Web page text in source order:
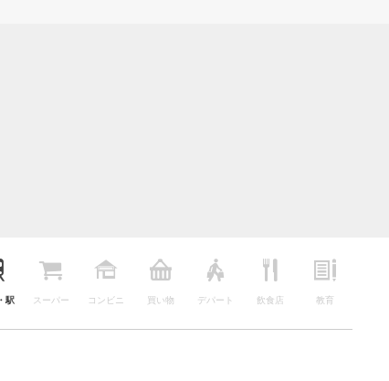
駅 スーパー コンビニ 買い物 デパート 飲食店 教育